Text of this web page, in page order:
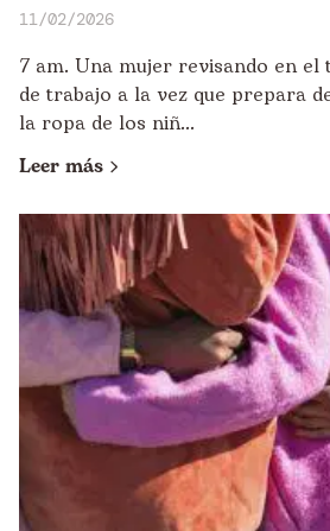
11/02/2026
7 am. Una mujer revisando en
de trabajo a la vez que prepara
la ropa de los niñ...
Leer más